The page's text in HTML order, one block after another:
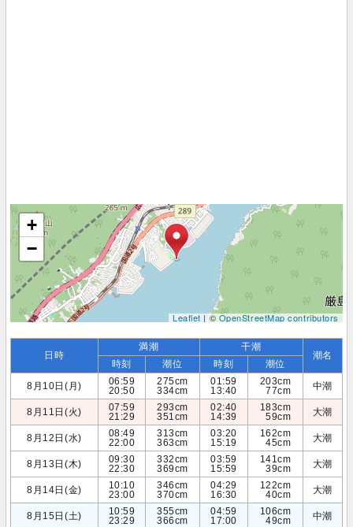
+
−
Leaflet| ©OpenStreetMap contributors
日時
満潮 干潮
潮名
時刻 潮位 時刻
潮位
8月10日(月)
06:59
20:50
275cm
334cm
01:59
13:40
203cm
77cm
中潮
8月11日(火)
07:59
21:29
293cm
351cm
02:40
14:39
183cm
59cm
大潮
8月12日(水)
08:49
22:00
313cm
363cm
03:20
15:19
162cm
45cm
大潮
8月13日(木)
09:30
22:30
332cm
369cm
03:59
15:59
141cm
39cm
大潮
8月14日(金)
10:10
23:00
346cm
370cm
04:29
16:30
122cm
40cm
大潮
8月15日(土)
10:59
23:29
355cm
366cm
04:59
17:00
106cm
49cm
中潮